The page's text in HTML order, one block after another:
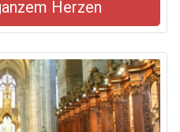
Herzen